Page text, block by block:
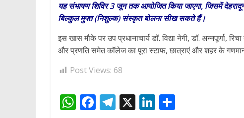
यह संभाषण शिविर 3 जून तक आयोजित किया जाएगा, जिसमें
बिल्कुल मुफ्त (निशुल्क) संस्कृत बोलना सीख सकते हैं।
इस खास मौके पर उप प्रधानाचार्य डॉ. विद्या नेगी, डॉ. अन्नपूर्णा,
और प्रणति समेत कॉलेज का पूरा स्टाफ, छात्राएं और शहर के
Post Views: 68
W F T X Li